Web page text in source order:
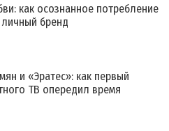
как осознанное потребление
бренд
и «Эратес»: как первый
ТВ опередил время